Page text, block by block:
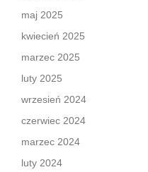
maj 2025
kwiecień 2025
marzec 2025
luty 2025
wrzesień 2024
czerwiec 2024
marzec 2024
luty 2024